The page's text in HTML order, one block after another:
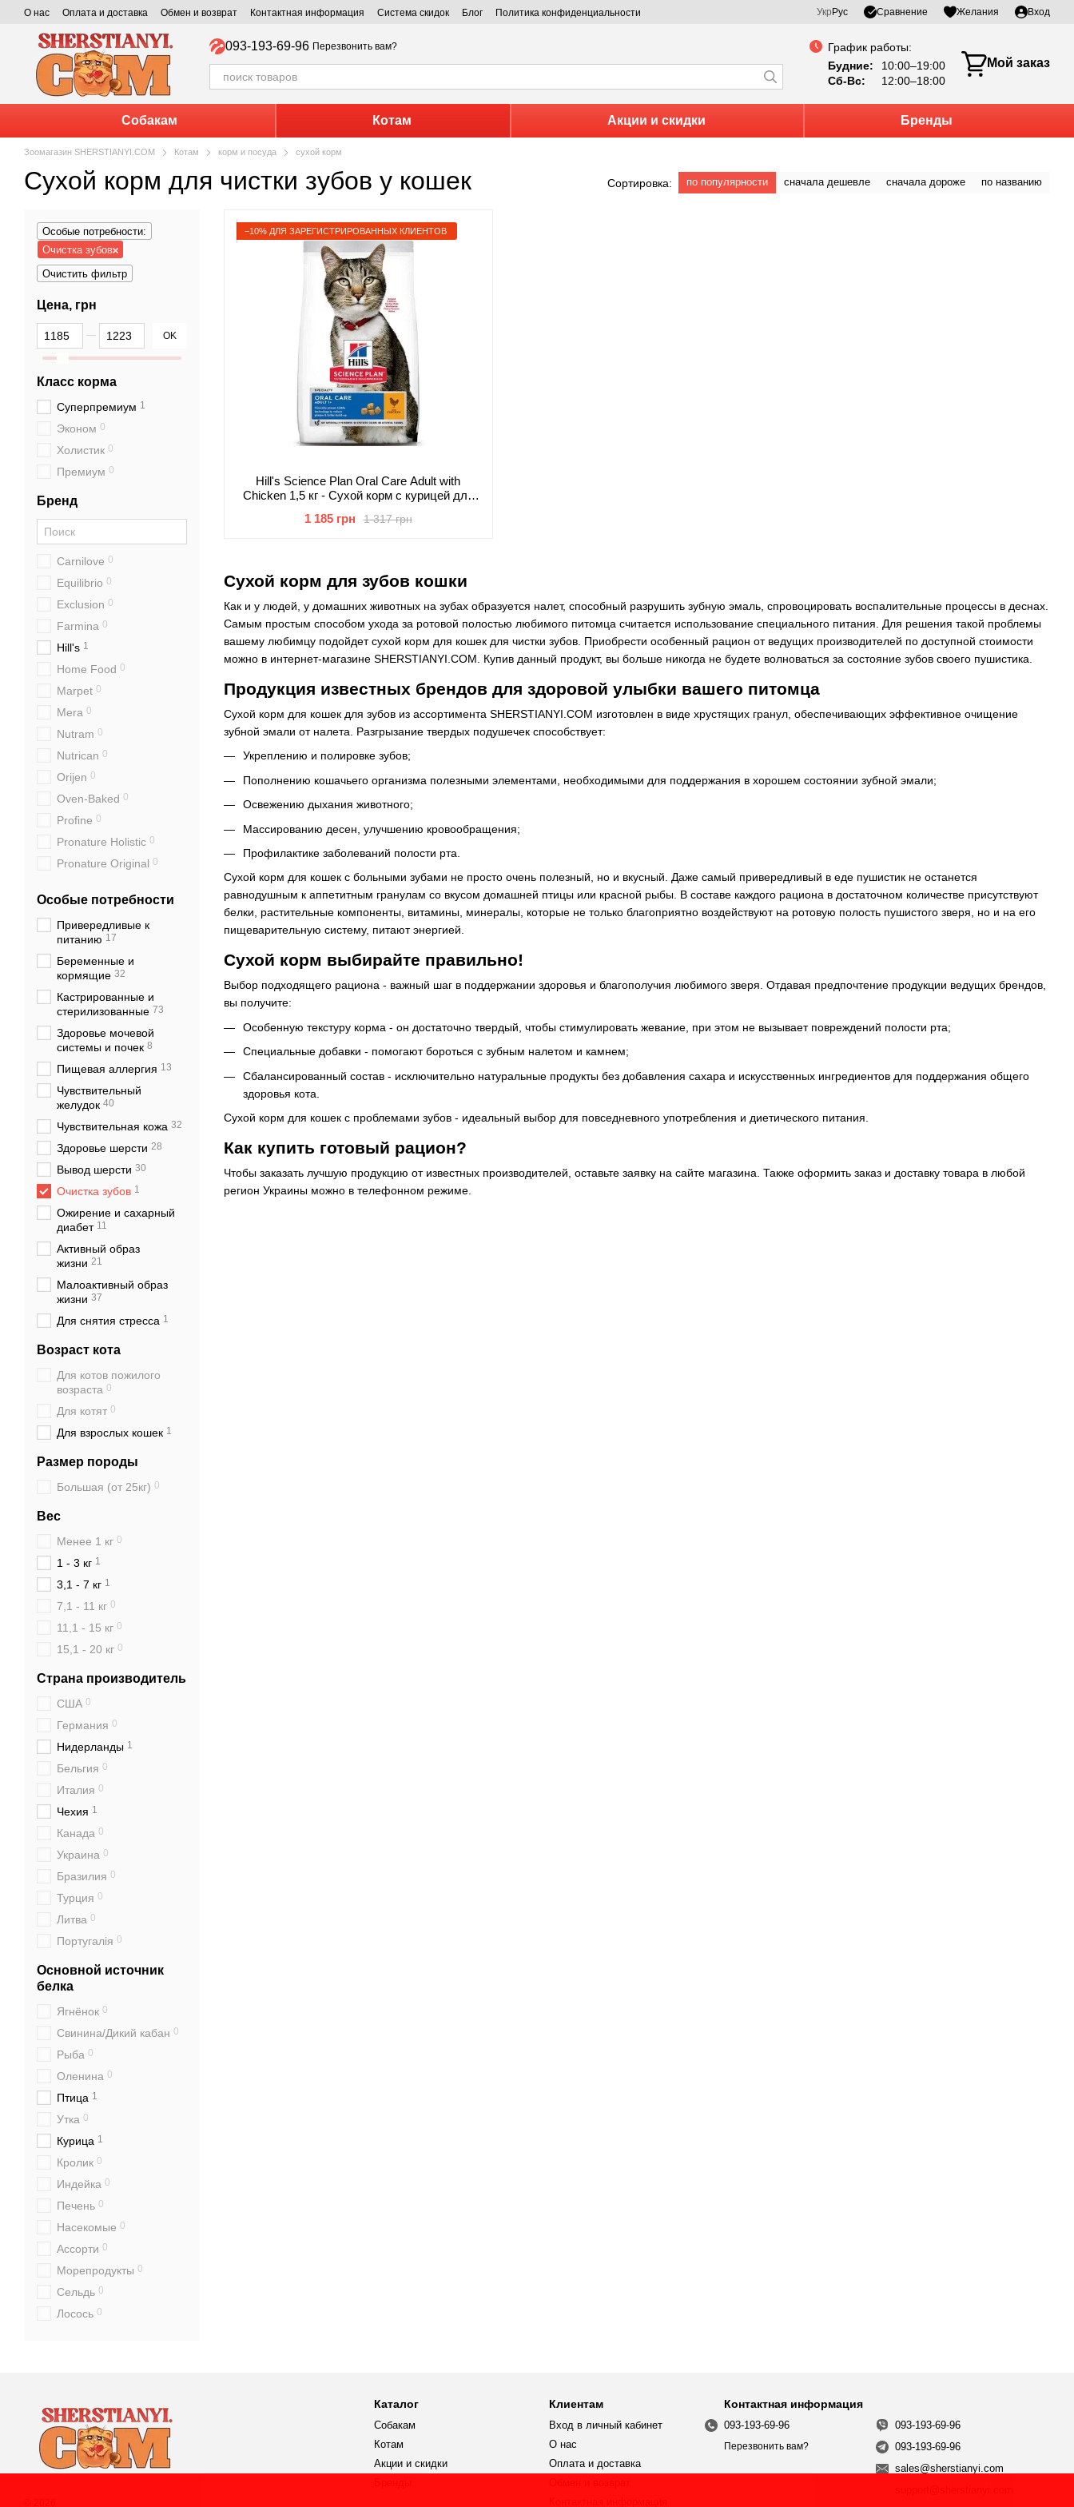
Перейти к основному контенту
О нас Оплата и доставка Обмен и возврат Контактная информация Система скидок Блог Политика конфиденциальности Укр Рус Сравнение Желания Вход
093-193-69-96 Перезвонить вам?
График работы:
Будние:
10:00–19:00
Сб-Вс:
12:00–18:00
Мой заказ
Собакам Котам Акции и скидки Бренды
Зоомагазин SHERSTIANYI.COM Котам корм и посуда сухой корм
Сухой корм для чистки зубов у кошек Сортировка: по популярности сначала дешевле сначала дороже по названию
Сухой корм для зубов кошки
Как и у людей, у домашних животных на зубах образуется налет, способный разрушить зубную эмаль, спровоцировать воспалительные процессы в деснах.
Самым простым способом ухода за ротовой полостью любимого питомца считается использование специального питания. Для решения такой проблемы
вашему любимцу подойдет сухой корм для кошек для чистки зубов. Приобрести особенный рацион от ведущих производителей по доступной стоимости
можно в интернет-магазине SHERSTIANYI.COM. Купив данный продукт, вы больше никогда не будете волноваться за состояние зубов своего пушистика.
Продукция известных брендов для здоровой улыбки вашего питомца
Сухой корм для кошек для зубов из ассортимента SHERSTIANYI.COM изготовлен в виде хрустящих гранул, обеспечивающих эффективное очищение
зубной эмали от налета. Разгрызание твердых подушечек способствует:
Укреплению и полировке зубов;
Пополнению кошачьего организма полезными элементами, необходимыми для поддержания в хорошем состоянии зубной эмали;
Освежению дыхания животного;
Массированию десен, улучшению кровообращения;
Профилактике заболеваний полости рта.
Сухой корм для кошек с больными зубами не просто очень полезный, но и вкусный. Даже самый привередливый в еде пушистик не останется
равнодушным к аппетитным гранулам со вкусом домашней птицы или красной рыбы. В составе каждого рациона в достаточном количестве присутствуют
белки, растительные компоненты, витамины, минералы, которые не только благоприятно воздействуют на ротовую полость пушистого зверя, но и на его
пищеварительную систему, питают энергией.
Сухой корм выбирайте правильно!
Выбор подходящего рациона - важный шаг в поддержании здоровья и благополучия любимого зверя. Отдавая предпочтение продукции ведущих брендов,
вы получите:
Особенную текстуру корма - он достаточно твердый, чтобы стимулировать жевание, при этом не вызывает повреждений полости рта;
Специальные добавки - помогают бороться с зубным налетом и камнем;
Сбалансированный состав - исключительно натуральные продукты без добавления сахара и искусственных ингредиентов для поддержания общего
здоровья кота.
Сухой корм для кошек с проблемами зубов - идеальный выбор для повседневного употребления и диетического питания.
Как купить готовый рацион?
Чтобы заказать лучшую продукцию от известных производителей, оставьте заявку на сайте магазина. Также оформить заказ и доставку товара в любой
регион Украины можно в телефонном режиме.
−10% ДЛЯ ЗАРЕГИСТРИРОВАННЫХ КЛИЕНТОВ
Hill's Science Plan Oral Care Adult with
Chicken 1,5 кг - Сухой корм с курицей для
1 317 грн
1 185 грн
Особые потребности:
Очистка зубов
Очистить фильтр
Цена, грн
От Цена, грн
До Цена, грн OK
Класс корма
Суперпремиум 1
Эконом 0
Холистик 0
Премиум 0
Бренд
Carnilove 0
Equilibrio 0
Exclusion 0
Farmina 0
Hill's 1
Home Food 0
Marpet 0
Mera 0
Nutram 0
Nutrican 0
Orijen 0
Oven-Baked 0
Profine 0
Pronature Holistic 0
Pronature Original 0
Savory 0
Schesir 0
Brit Premium
Monge
Nature's Protection 0
HappyOne 0
1st Choice
Acana
BonaCibo
Brit Care
Особые потребности
Привередливые к
питанию 17
Беременные и
кормящие 32
Кастрированные и
стерилизованные 73
Здоровье мочевой
системы и почек 8
Пищевая аллергия 13
Чувствительный
желудок 40
Чувствительная кожа 32
Здоровье шерсти 28
Вывод шерсти 30
Очистка зубов 1
Ожирение и сахарный
диабет 11
Активный образ
жизни 21
Малоактивный образ
жизни 37
Для снятия стресса 1
Возраст кота
Для котов пожилого
возраста 0
Для котят 0
Для взрослых кошек 1
Размер породы
Большая (от 25кг) 0
Вес
менее 1 кг 0
1 - 3 кг 1
3,1 - 7 кг 1
7,1 - 11 кг 0
11,1 - 15 кг 0
15,1 - 20 кг 0
Страна производитель
США 0
Германия 0
Нидерланды 1
Бельгия 0
Италия 0
Чехия 1
Канада 0
Украина 0
Бразилия 0
Турция 0
Литва 0
Португалія 0
Основной источник
белка
Ягнёнок 0
Свинина/Дикий кабан 0
Рыба 0
Оленина 0
Птица 1
Утка 0
Курица 1
Кролик 0
Индейка 0
Печень 0
Насекомые 0
Ассорти 0
Морепродукты 0
Сельдь 0
Лосось 0
Тріска 0
Сардина 0
Форель 0
Каталог
Собакам
Котам
Акции и скидки
Клиентам
Вход в личный кабинет
О нас
Оплата и доставка
Контактная информация
093-193-69-96
Перезвонить вам?
093-193-69-96
093-193-69-96
sales@sherstianyi.com